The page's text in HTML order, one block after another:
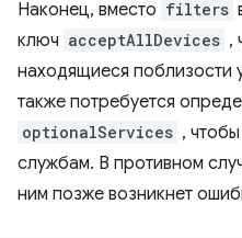
Наконец, вместо filters
ключ acceptAllDevices ,
находящиеся поблизости
также потребуется
optionalServices ,
службам. В противном
ним позже возникнет